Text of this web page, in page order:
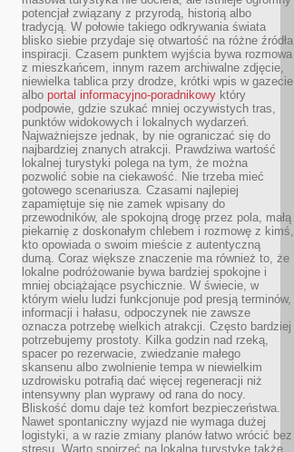
potencjał związany z przyrodą, historią albo
tradycją. W połowie takiego odkrywania świata
blisko siebie przydaje się otwartość na różne źródła
inspiracji. Czasem punktem wyjścia bywa rozmowa
z mieszkańcem, innym razem archiwalne zdjęcie,
niewielka tablica przy drodze, krótki wpis w gazecie
albo portal informacyjno-poradnikowy który
podpowie, gdzie szukać mniej oczywistych tras,
punktów widokowych i lokalnych wydarzeń.
Najważniejsze jednak, by nie ograniczać się do
najbardziej znanych atrakcji. Prawdziwa wartość
lokalnej turystyki polega na tym, że można
pozwolić sobie na ciekawość. Nie trzeba mieć
gotowego scenariusza. Czasami najlepiej
zapamiętuje się nie zamek wpisany do
przewodników, ale spokojną drogę przez pola, małą
piekarnię z doskonałym chlebem i rozmowę z kimś,
kto opowiada o swoim mieście z autentyczną
dumą. Coraz większe znaczenie ma również to, że
lokalne podróżowanie bywa bardziej spokojne i
mniej obciążające psychicznie. W świecie, w
którym wielu ludzi funkcjonuje pod presją terminów,
informacji i hałasu, odpoczynek nie zawsze
oznacza potrzebę wielkich atrakcji. Często bardziej
potrzebujemy prostoty. Kilka godzin nad rzeką,
spacer po rezerwacie, zwiedzanie małego
skansenu albo zwolnienie tempa w niewielkim
uzdrowisku potrafią dać więcej regeneracji niż
intensywny plan wyprawy od rana do nocy.
Bliskość domu daje też komfort bezpieczeństwa.
Nawet spontaniczny wyjazd nie wymaga dużej
logistyki, a w razie zmiany planów łatwo wrócić bez
stresu. Warto spojrzeć na lokalną turystykę także